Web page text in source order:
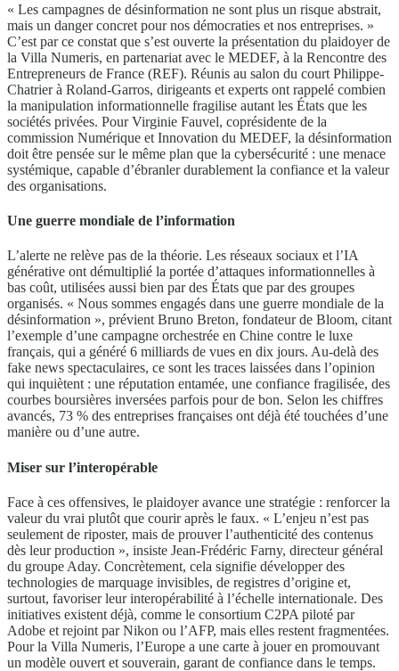
« Les campagnes de désinformation ne sont plus un risque abstrait,
mais un danger concret pour nos démocraties et nos entreprises. »
C’est par ce constat que s’est ouverte la présentation du plaidoyer de
la Villa Numeris, en partenariat avec le MEDEF, à la Rencontre des
Entrepreneurs de France (REF). Réunis au salon du court Philippe-
Chatrier à Roland-Garros, dirigeants et experts ont rappelé combien
la manipulation informationnelle fragilise autant les États que les
sociétés privées. Pour Virginie Fauvel, coprésidente de la
commission Numérique et Innovation du MEDEF, la désinformation
doit être pensée sur le même plan que la cybersécurité : une menace
systémique, capable d’ébranler durablement la confiance et la valeur
des organisations.
Une guerre mondiale de l’information
L’alerte ne relève pas de la théorie. Les réseaux sociaux et l’IA
générative ont démultiplié la portée d’attaques informationnelles à
bas coût, utilisées aussi bien par des États que par des groupes
organisés. « Nous sommes engagés dans une guerre mondiale de la
désinformation », prévient Bruno Breton, fondateur de Bloom, citant
l’exemple d’une campagne orchestrée en Chine contre le luxe
français, qui a généré 6 milliards de vues en dix jours. Au-delà des
fake news spectaculaires, ce sont les traces laissées dans l’opinion
qui inquiètent : une réputation entamée, une confiance fragilisée, des
courbes boursières inversées parfois pour de bon. Selon les chiffres
avancés, 73 % des entreprises françaises ont déjà été touchées d’une
manière ou d’une autre.
Miser sur l’interopérable
Face à ces offensives, le plaidoyer avance une stratégie : renforcer la
valeur du vrai plutôt que courir après le faux. « L’enjeu n’est pas
seulement de riposter, mais de prouver l’authenticité des contenus
dès leur production », insiste Jean-Frédéric Farny, directeur général
du groupe Aday. Concrètement, cela signifie développer des
technologies de marquage invisibles, de registres d’origine et,
surtout, favoriser leur interopérabilité à l’échelle internationale. Des
initiatives existent déjà, comme le consortium C2PA piloté par
Adobe et rejoint par Nikon ou l’AFP, mais elles restent fragmentées.
Pour la Villa Numeris, l’Europe a une carte à jouer en promouvant
un modèle ouvert et souverain, garant de confiance dans le temps.